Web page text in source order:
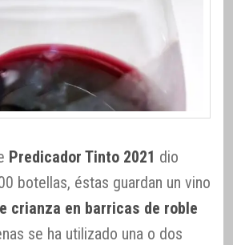
Predicador Tinto 2021 dio
botellas, éstas guardan un vino
crianza en barricas de roble
se ha utilizado una o dos